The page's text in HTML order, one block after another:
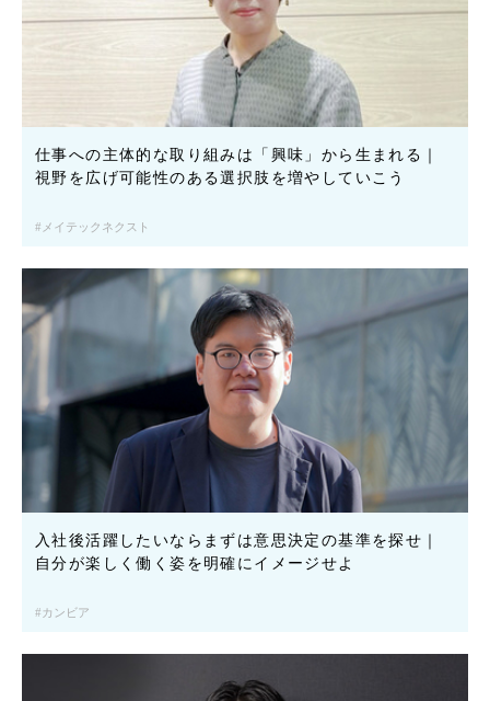
仕事への主体的な取り組みは「興味」から生まれる｜
視野を広げ可能性のある選択肢を増やしていこう
メイテックネクスト
入社後活躍したいならまずは意思決定の基準を探せ｜
自分が楽しく働く姿を明確にイメージせよ
カンビア